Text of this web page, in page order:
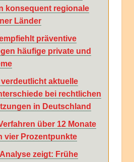
konsequent regionale
Länder
präventive
häufige private und
aktuelle
bei rechtlichen
in Deutschland
über 12 Monate
vier Prozentpunkte
zeigt: Frühe